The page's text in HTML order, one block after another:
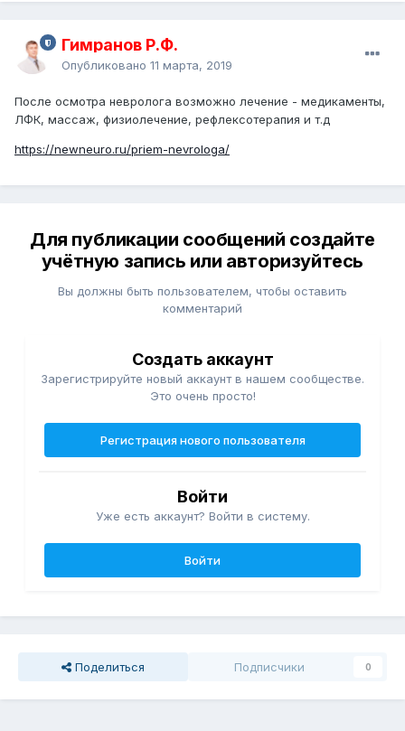
Гимранов Р.Ф.
Опубликовано 11 марта, 2019
После осмотра невролога возможно лечение - медикаменты,
ЛФК, массаж, физиолечение, рефлексотерапия и т.д
https://newneuro.ru/priem-nevrologa/
Для публикации сообщений создайте
учётную запись или авторизуйтесь
Вы должны быть пользователем, чтобы оставить
комментарий
Создать аккаунт
Зарегистрируйте новый аккаунт в нашем сообществе.
Это очень просто!
Регистрация нового пользователя
Войти
Уже есть аккаунт? Войти в систему.
Войти
Поделиться Подписчики 0